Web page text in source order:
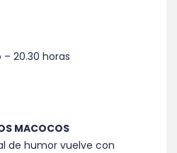
20.30 horas
MACOCOS
de humor vuelve con